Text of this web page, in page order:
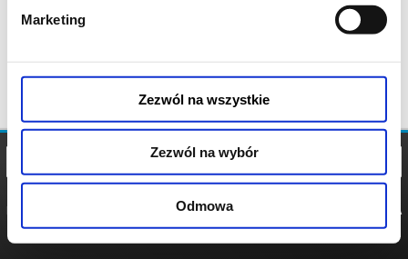
Marketing
Zezwól na wszystkie
Zezwól na wybór
Odmowa
POLITYKA
POLITYKA